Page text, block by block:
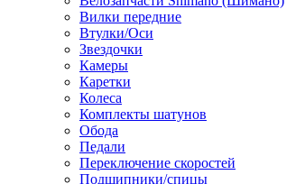
Вилки передние
Втулки/Оси
Звездочки
Камеры
Каретки
Колеса
Комплекты шатунов
Обода
Педали
Переключение скоростей
Подшипники/спицы